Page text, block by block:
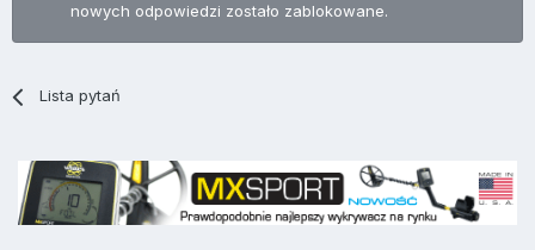
nowych odpowiedzi zostało zablokowane.
Lista pytań